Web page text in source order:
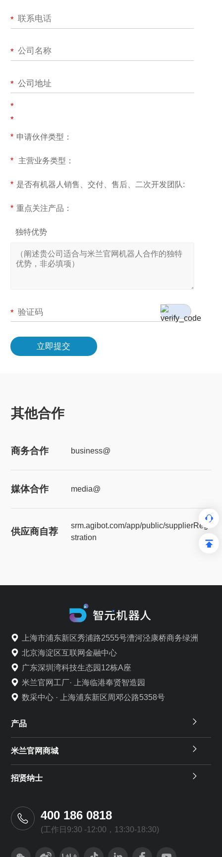
*
*
* 公司地址
*
*
* 申请伙伴类型：
* 主营业务类型：
* 是否有机器人销售、交付、售后、二次开发团队:
* 重点关注产品：
独特优势
*
立即提交
其他合作
商务合作 business@
媒体合作 media@
供应商自荐
srm.agibot.com/app/public/supplierRegi
stration
上海市浦东新区秀浦路2555号漕河泾康桥商务绿洲
北京海淀区互联网金融中心
广东深圳湾科技生态园12栋A座
米兰官网工厂· 上海临港奉贤智造园
数采中心 · 上海浦东新区周邓公路5358号
产品
米兰官网商城
招贤纳士
400 186 0818
(工作日9:30 -12:00，13:30-18:30)